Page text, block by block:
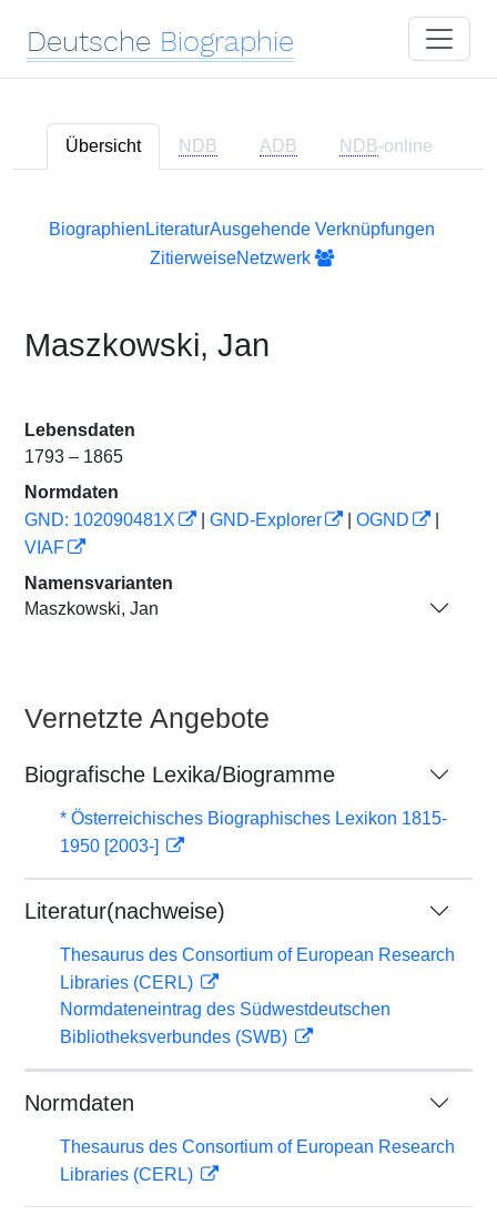
Deutsche Biographie
Übersicht NDB ADB NDB-online
Biographien LiteraturAusgehende Verknüpfungen
ZitierweiseNetzwerk
Maszkowski, Jan
Lebensdaten
1793 – 1865
Normdaten
GND: 102090481X
GND-Explorer OGND
VIAF
Namensvarianten
Maszkowski, Jan
Vernetzte Angebote
Biografische Lexika/Biogramme
* Österreichisches Biographisches Lexikon 1815-
1950 [2003-]
Literatur(nachweise)
Thesaurus des Consortium of European Research
Libraries (CERL)
Normdateneintrag des Südwestdeutschen
Bibliotheksverbundes (SWB)
Normdaten
Thesaurus des Consortium of European Research
Libraries (CERL)